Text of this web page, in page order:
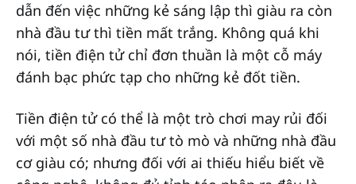
dẫn đến việc những kẻ sáng lập thì giàu ra còn
nhà đầu tư thì tiền mất trắng. Không quá khi
nói, tiền điện tử chỉ đơn thuần là một cỗ máy
đánh bạc phức tạp cho những kẻ đốt tiền.
Tiền điện tử có thể là một trò chơi may rủi đối
với một số nhà đầu tư tò mò và những nhà đầu
cơ giàu có; nhưng đối với ai thiếu hiểu biết về